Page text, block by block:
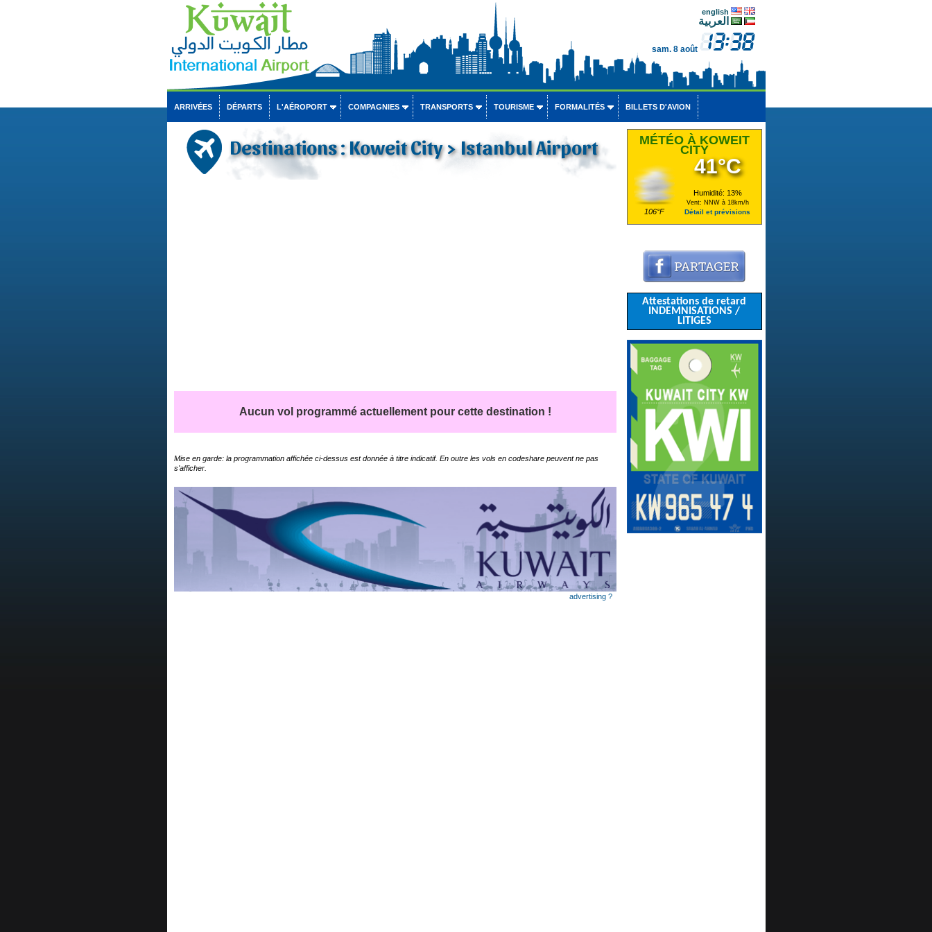
english
العربية
sam. 8 août
ARRIVÉES DÉPARTS L'AÉROPORT COMPAGNIES TRANSPORTS TOURISME FORMALITÉS BILLETS D'AVION
Destinations : Koweit City > Istanbul Airport
Aucun vol programmé actuellement pour cette destination !
Mise en garde: la programmation affichée ci-dessus est donnée à titre indicatif. En outre les vols en codeshare peuvent ne pas
s'afficher.
advertising ?
MÉTÉO À KOWEIT
CITY
106°F
41°C
Humidité: 13%
Vent: NNW à 18km/h
Détail et prévisions
Attestations de retard
INDEMNISATIONS /
LITIGES